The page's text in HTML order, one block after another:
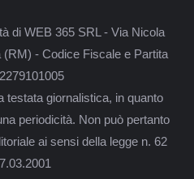
di WEB 365 SRL - Via Nicola
- Codice Fiscale e Partita
testata giornalistica, in quanto
periodicità. Non può pertanto
ai sensi della legge n. 62